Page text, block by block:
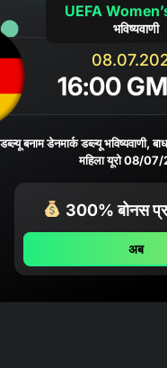
UEFA
भविष्यवाणी
16:00
बनाम डेनमार्क डब्ल्यू भविष्यवाणी,
महिला यूरो 08/
300% बोनस
अब